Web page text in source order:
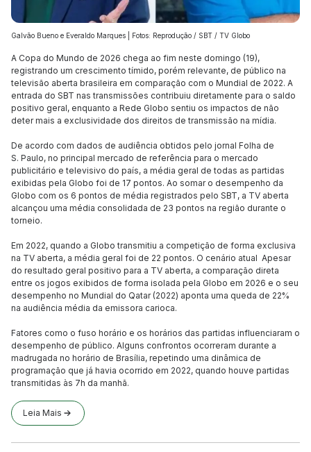
Galvão Bueno e Everaldo Marques | Fotos: Reprodução / SBT / TV Globo
A Copa do Mundo de 2026 chega ao fim neste domingo (19),
registrando um crescimento tímido, porém relevante, de público na
televisão aberta brasileira em comparação com o Mundial de 2022. A
entrada do SBT nas transmissões contribuiu diretamente para o saldo
positivo geral, enquanto a Rede Globo sentiu os impactos de não
deter mais a exclusividade dos direitos de transmissão na mídia.
De acordo com dados de audiência obtidos pelo jornal Folha de
S. Paulo, no principal mercado de referência para o mercado
publicitário e televisivo do país, a média geral de todas as partidas
exibidas pela Globo foi de 17 pontos. Ao somar o desempenho da
Globo com os 6 pontos de média registrados pelo SBT, a TV aberta
alcançou uma média consolidada de 23 pontos na região durante o
torneio.
Em 2022, quando a Globo transmitiu a competição de forma exclusiva
na TV aberta, a média geral foi de 22 pontos. O cenário atual Apesar
do resultado geral positivo para a TV aberta, a comparação direta
entre os jogos exibidos de forma isolada pela Globo em 2026 e o seu
desempenho no Mundial do Qatar (2022) aponta uma queda de 22%
na audiência média da emissora carioca.
Fatores como o fuso horário e os horários das partidas influenciaram o
desempenho de público. Alguns confrontos ocorreram durante a
madrugada no horário de Brasília, repetindo uma dinâmica de
programação que já havia ocorrido em 2022, quando houve partidas
transmitidas às 7h da manhã.
Leia Mais